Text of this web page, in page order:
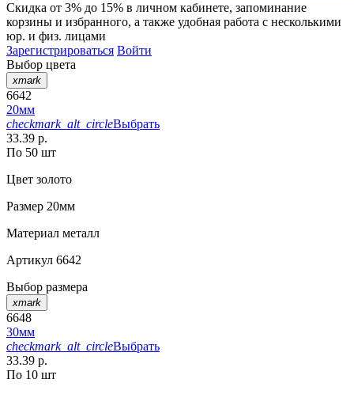
Скидка от 3% до 15% в личном кабинете, запоминание
корзины и избранного, а также удобная работа с несколькими
юр. и физ. лицами
Зарегистрироваться Войти
Выбор цвета
xmark
6642
20мм
checkmark_alt_circleВыбрать
33.39 р.
По 50 шт
Цвет золото
Размер 20мм
Материал металл
Артикул 6642
Выбор размера
xmark
6648
30мм
checkmark_alt_circleВыбрать
33.39 р.
По 10 шт